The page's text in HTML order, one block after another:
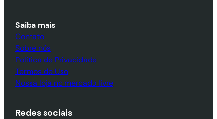
Saiba mais
Contato
Sobre nós
Política de Privacidade
Termos de Uso
Nossa loja no mercado livre
Redes sociais